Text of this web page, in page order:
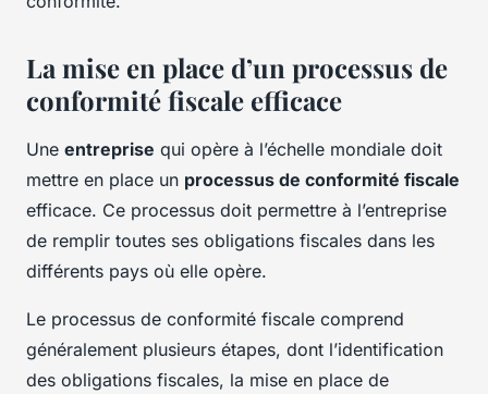
La mise en place d’un processus de
conformité fiscale efficace
Une entreprise qui opère à l’échelle mondiale doit
mettre en place un processus de conformité fiscale
efficace. Ce processus doit permettre à l’entreprise
de remplir toutes ses obligations fiscales dans les
différents pays où elle opère.
Le processus de conformité fiscale comprend
généralement plusieurs étapes, dont l’identification
des obligations fiscales, la mise en place de